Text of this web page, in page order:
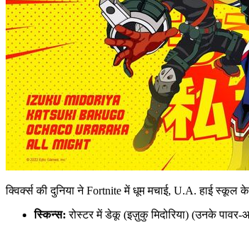
क्विर्क्स की दुनिया ने Fortnite में धूम मचाई, U.A. हाई स्कूल
स्किन्स: रोस्टर में डेकू (इज़ुकु मिदोरिया) (उनके